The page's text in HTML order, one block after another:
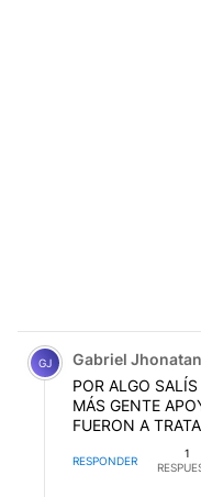
Comentario de
GJ Gabriel Jhonatan
POR ALGO
MÁS GENTE
FUERON A
RESPONDER
1